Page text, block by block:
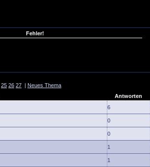
Fehler!
25 26 27 | Neues Thema
Antworten
6
0
0
1
1